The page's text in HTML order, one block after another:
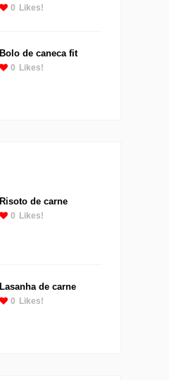
0 Likes!
Bolo de caneca fit
0 Likes!
Risoto de carne
0 Likes!
Lasanha de carne
0 Likes!